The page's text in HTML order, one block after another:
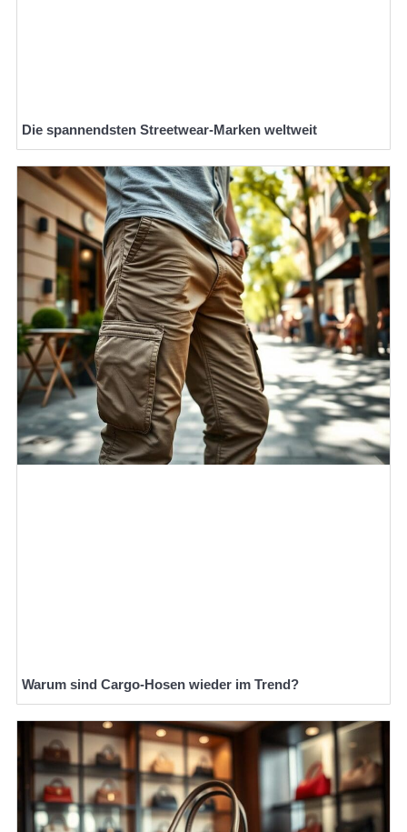
Die spannendsten Streetwear-Marken weltweit
Warum sind Cargo-Hosen wieder im Trend?